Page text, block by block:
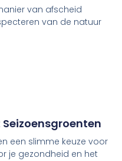
van afscheid
van de natuur
Seizoensgroenten
een slimme keuze voor
je gezondheid en het